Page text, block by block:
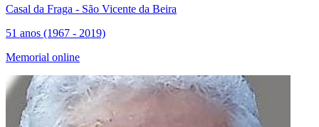
Casal da Fraga - São Vicente da Beira
51 anos (1967 - 2019)
Memorial online